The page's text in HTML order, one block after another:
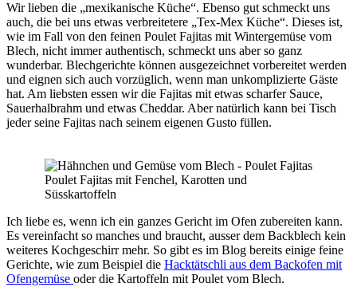
Wir lieben die „mexikanische Küche“. Ebenso gut schmeckt uns
auch, die bei uns etwas verbreitetere „Tex-Mex Küche“. Dieses ist,
wie im Fall von den feinen Poulet Fajitas mit Wintergemüse vom
Blech, nicht immer authentisch, schmeckt uns aber so ganz
wunderbar. Blechgerichte können ausgezeichnet vorbereitet werden
und eignen sich auch vorzüglich, wenn man unkomplizierte Gäste
hat. Am liebsten essen wir die Fajitas mit etwas scharfer Sauce,
Sauerhalbrahm und etwas Cheddar. Aber natürlich kann bei Tisch
jeder seine Fajitas nach seinem eigenen Gusto füllen.
Poulet Fajitas mit Fenchel, Karotten und
Süsskartoffeln
Ich liebe es, wenn ich ein ganzes Gericht im Ofen zubereiten kann.
Es vereinfacht so manches und braucht, ausser dem Backblech kein
weiteres Kochgeschirr mehr. So gibt es im Blog bereits einige feine
Gerichte, wie zum Beispiel die Hacktätschli aus dem Backofen mit
Ofengemüse oder die Kartoffeln mit Poulet vom Blech.